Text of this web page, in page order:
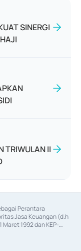
SINERGI
TRIWULAN II
Perantara
Jasa Keuangan (d.h
Maret 1992 dan KEP-
Penjamin Emisi
Nomor KEP-